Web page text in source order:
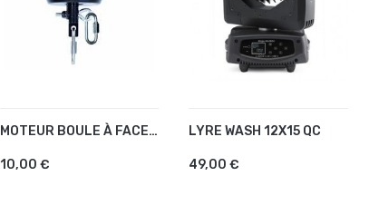
MOTEUR BOULE À FACETTE 40/50CM
10,00 €
AJOUTER AU PANIER LYRE WASH 12X15 QC
49,00 €
AJOUTER AU PANIER